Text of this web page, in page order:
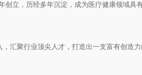
创立，历经多年沉淀，成为医疗健康领域具
汇聚行业顶尖人才，打造出一支富有创造